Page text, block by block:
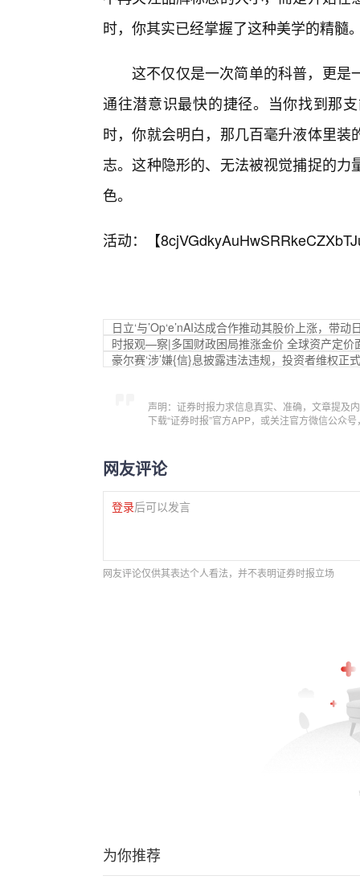
时，你其实已经掌握了这种美学的精髓
这不仅仅是一次简单的科普，更是
通往潜意识最快的捷径。当你找到那
时，你就会明白，那几百毫升液体里
志。这种隐形的、无法被视觉捕捉的
色。
活动：【
日立‘与’Op‘e’nAI达成合作推动其股价上涨，带动
时报观—察|多国财政困局推涨金价 全球资产定价
豪尔赛‘涉’嫌{信}息披露违法违规，投资者维权正
声明：证券时报力求信息真实、准确，文章提及
下载“证券时报”官方APP，或关注官方微信公众
网友评论
登录后可以发言
网友评论仅供其表达个人看法，并不表明证券时报立场
为你推荐